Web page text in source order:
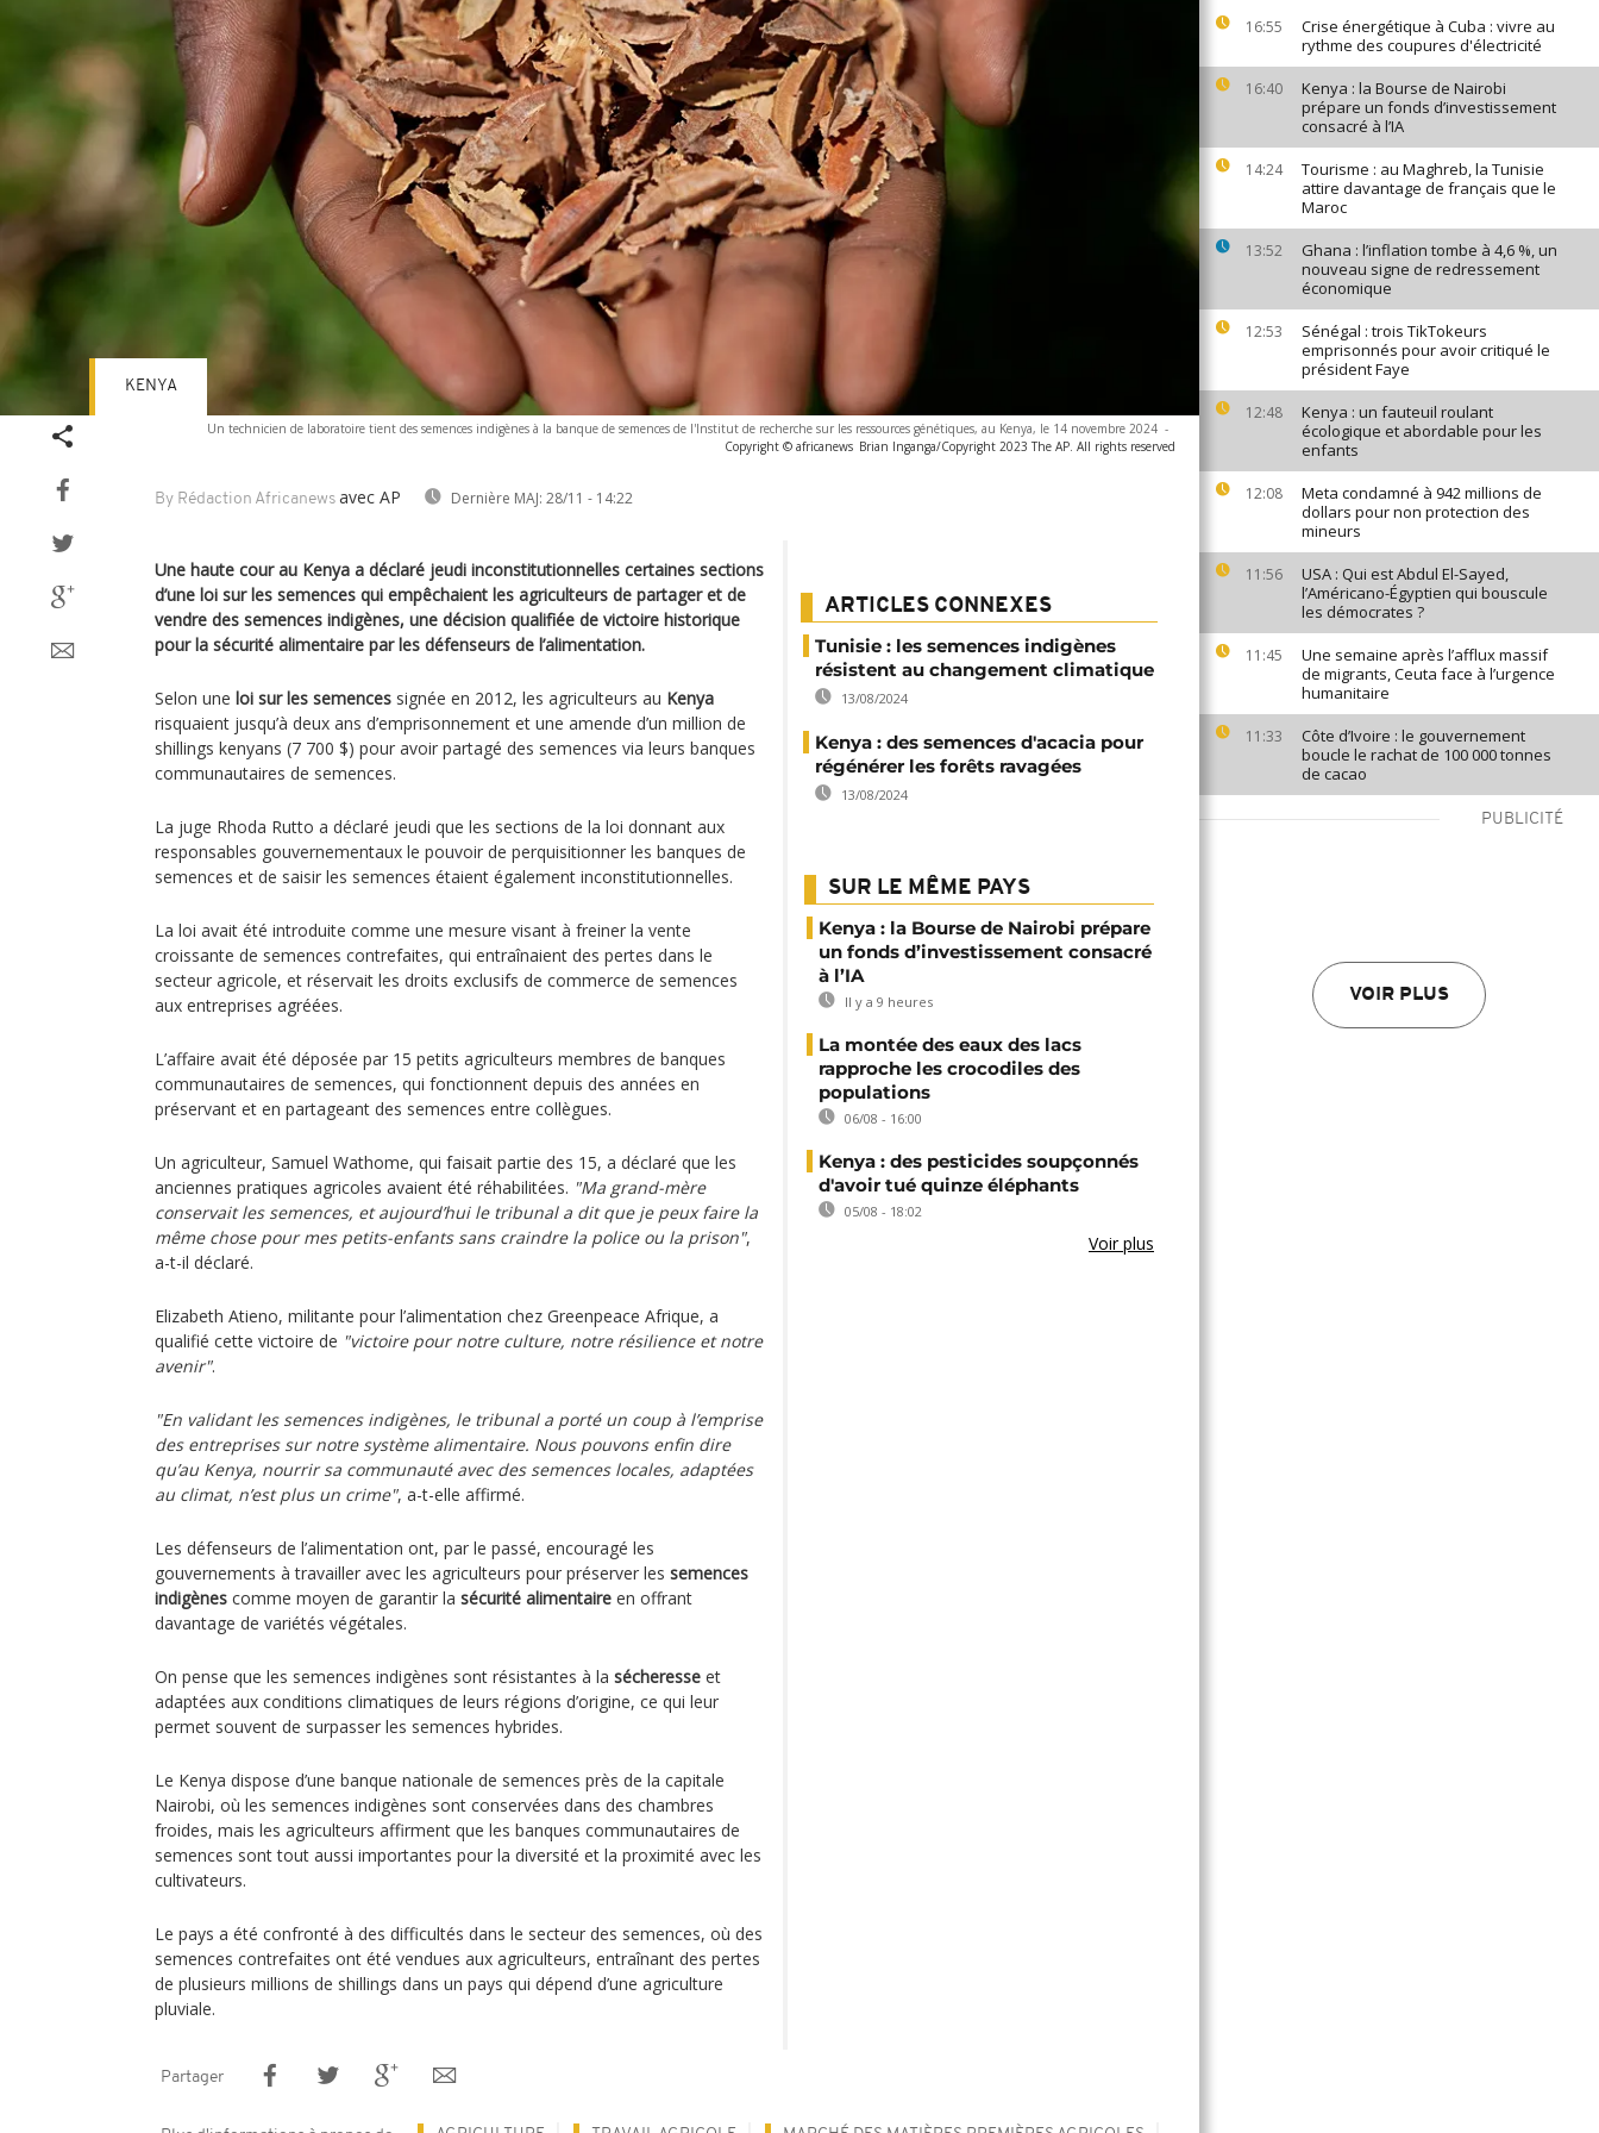
16:55
Crise énergétique à Cuba : vivre au
rythme des coupures d'électricité
16:40
Kenya : la Bourse de Nairobi
prépare un fonds d’investissement
consacré à l’IA
14:24
Tourisme : au Maghreb, la Tunisie
attire davantage de français que le
Maroc
13:52
Ghana : l’inflation tombe à 4,6 %, un
nouveau signe de redressement
économique
12:53
Sénégal : trois TikTokeurs
emprisonnés pour avoir critiqué le
président Faye
12:48
Kenya : un fauteuil roulant
écologique et abordable pour les
enfants
12:08
Meta condamné à 942 millions de
dollars pour non protection des
mineurs
11:56
USA : Qui est Abdul El-Sayed,
l’Américano-Égyptien qui bouscule
les démocrates ?
11:45
Une semaine après l’afflux massif
de migrants, Ceuta face à l’urgence
humanitaire
11:33
Côte d’Ivoire : le gouvernement
boucle le rachat de 100 000 tonnes
de cacao
PUBLICITÉ
VOIR PLUS
Un technicien de laboratoire tient des semences indigènes à la banque de semences de l'Institut de recherche sur les ressources génétiques, au Kenya, le 14 novembre 2024 -
Copyright © africanews Brian Inganga/Copyright 2023 The AP. All rights reserved
By Rédaction Africanews avec AP Dernière MAJ: 28/11 - 14:22
KENYA
Une haute cour au Kenya a déclaré jeudi inconstitutionnelles certaines sections
d’une loi sur les semences qui empêchaient les agriculteurs de partager et de
vendre des semences indigènes, une décision qualifiée de victoire historique
pour la sécurité alimentaire par les défenseurs de l’alimentation.
Selon une loi sur les semences signée en 2012, les agriculteurs au Kenya
risquaient jusqu’à deux ans d’emprisonnement et une amende d’un million de
shillings kenyans (7 700 $) pour avoir partagé des semences via leurs banques
communautaires de semences.
La juge Rhoda Rutto a déclaré jeudi que les sections de la loi donnant aux
responsables gouvernementaux le pouvoir de perquisitionner les banques de
semences et de saisir les semences étaient également inconstitutionnelles.
La loi avait été introduite comme une mesure visant à freiner la vente
croissante de semences contrefaites, qui entraînaient des pertes dans le
secteur agricole, et réservait les droits exclusifs de commerce de semences
aux entreprises agréées.
L’affaire avait été déposée par 15 petits agriculteurs membres de banques
communautaires de semences, qui fonctionnent depuis des années en
préservant et en partageant des semences entre collègues.
Un agriculteur, Samuel Wathome, qui faisait partie des 15, a déclaré que les
anciennes pratiques agricoles avaient été réhabilitées. "Ma grand-mère
conservait les semences, et aujourd’hui le tribunal a dit que je peux faire la
même chose pour mes petits-enfants sans craindre la police ou la prison",
a-t-il déclaré.
Elizabeth Atieno, militante pour l’alimentation chez Greenpeace Afrique, a
qualifié cette victoire de "victoire pour notre culture, notre résilience et notre
avenir".
"En validant les semences indigènes, le tribunal a porté un coup à l’emprise
des entreprises sur notre système alimentaire. Nous pouvons enfin dire
qu’au Kenya, nourrir sa communauté avec des semences locales, adaptées
au climat, n’est plus un crime", a-t-elle affirmé.
Les défenseurs de l’alimentation ont, par le passé, encouragé les
gouvernements à travailler avec les agriculteurs pour préserver les semences
indigènes comme moyen de garantir la sécurité alimentaire en offrant
davantage de variétés végétales.
On pense que les semences indigènes sont résistantes à la sécheresse et
adaptées aux conditions climatiques de leurs régions d’origine, ce qui leur
permet souvent de surpasser les semences hybrides.
Le Kenya dispose d’une banque nationale de semences près de la capitale
Nairobi, où les semences indigènes sont conservées dans des chambres
froides, mais les agriculteurs affirment que les banques communautaires de
semences sont tout aussi importantes pour la diversité et la proximité avec les
cultivateurs.
Le pays a été confronté à des difficultés dans le secteur des semences, où des
semences contrefaites ont été vendues aux agriculteurs, entraînant des pertes
de plusieurs millions de shillings dans un pays qui dépend d’une agriculture
pluviale.
ARTICLES CONNEXES
Tunisie : les semences indigènes
résistent au changement climatique
13/08/2024
Kenya : des semences d'acacia pour
régénérer les forêts ravagées
13/08/2024
SUR LE MÊME PAYS
Kenya : la Bourse de Nairobi prépare
un fonds d’investissement consacré
à l’IA
Il y a 9 heures
La montée des eaux des lacs
rapproche les crocodiles des
populations
06/08 - 16:00
Kenya : des pesticides soupçonnés
d'avoir tué quinze éléphants
05/08 - 18:02
Voir plus
Partager